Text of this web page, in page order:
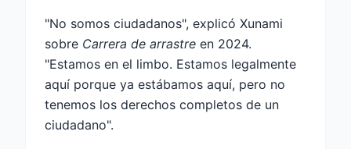
"No somos ciudadanos", explicó Xunami
sobre Carrera de arrastre en 2024.
"Estamos en el limbo. Estamos legalmente
aquí porque ya estábamos aquí, pero no
tenemos los derechos completos de un
ciudadano".